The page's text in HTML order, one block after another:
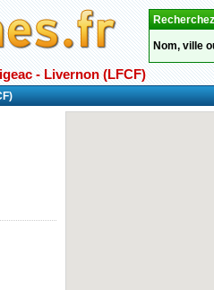
Nom, ville
- Livernon (LFCF)